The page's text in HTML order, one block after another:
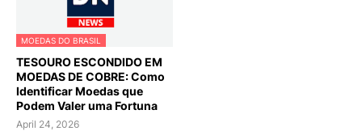
MOEDAS DO BRASIL
TESOURO ESCONDIDO EM
MOEDAS DE COBRE: Como
Identificar Moedas que
Podem Valer uma Fortuna
April 24, 2026